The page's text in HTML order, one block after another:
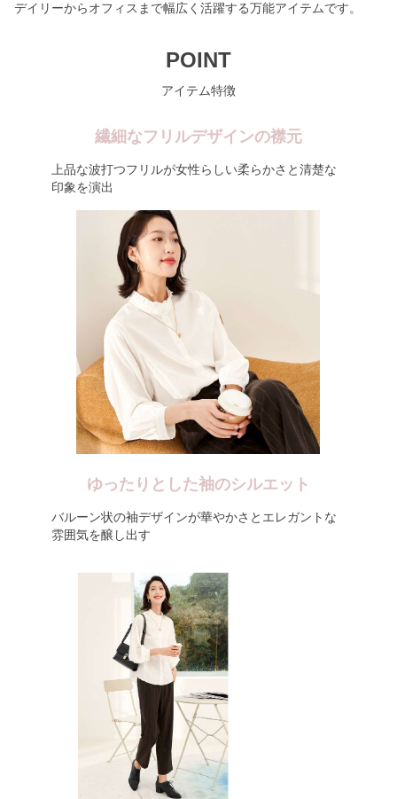
デイリーからオフィスまで幅広く活躍する万能アイテムです。
POINT
アイテム特徴
繊細なフリルデザインの襟元
上品な波打つフリルが女性らしい柔らかさと清楚な
印象を演出
ゆったりとした袖のシルエット
バルーン状の袖デザインが華やかさとエレガントな
雰囲気を醸し出す